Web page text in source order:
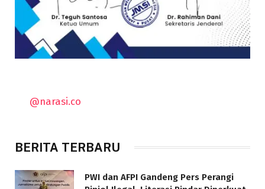
@narasi.co
BERITA TERBARU
PWI dan AFPI Gandeng Pers Perangi